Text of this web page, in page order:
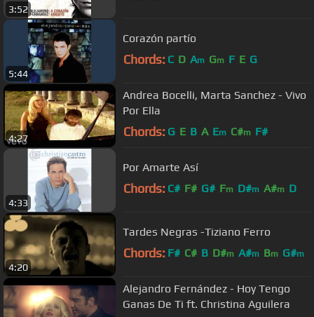
3:52
5:44
Corazón partío
Chords: C D Am Gm F E G
4:27
Andrea Bocelli, Marta Sanchez - Vivo
Por Ella
Chords: G E B A Em C#m F#
4:33
Por Amarte Así
Chords: C# F# G# Fm D#m A#m D
4:20
Tardes Negras -Tiziano Ferro
Chords: F# C# B D#m A#m Bm G#m
Alejandro Fernández - Hoy Tengo
Ganas De Ti ft. Christina Aguilera